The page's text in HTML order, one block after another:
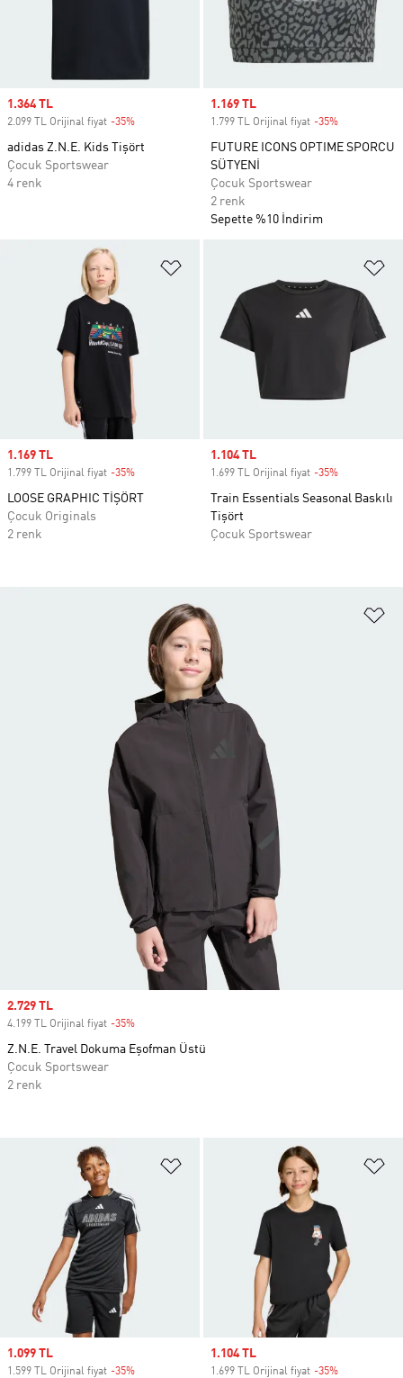
Sale price
1.364 TL
2.099 TL Orijinal fiyat -35%
adidas Z.N.E. Kids Tişört
Çocuk Sportswear
4 renk
Sale price
1.169 TL
1.799 TL Orijinal fiyat -35%
FUTURE ICONS OPTIME SPORCU
SÜTYENİ
Çocuk Sportswear
2 renk
Sepette %10 İndirim
Sale price
1.169 TL
1.799 TL Orijinal fiyat -35%
LOOSE GRAPHIC TİŞÖRT
Çocuk Originals
2 renk
Sale price
1.104 TL
1.699 TL Orijinal fiyat -35%
Train Essentials Seasonal Baskılı
Tişört
Çocuk Sportswear
Favori Listesine Ekle
Sale price
1.099 TL
1.599 TL Orijinal fiyat -35%
Sale price
1.104 TL
1.699 TL Orijinal fiyat -35%
Sale price
2.729 TL
4.199 TL Orijinal fiyat -35%
Z.N.E. Travel Dokuma Eşofman Üstü
Çocuk Sportswear
2 renk